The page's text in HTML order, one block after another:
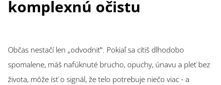
komplexnú očistu
Občas nestačí len „odvodniť“. Pokiaľ sa cítiš dlhodobo
spomalene, máš nafúknuté brucho, opuchy, únavu a pleť bez
života, môže ísť o signál, že telo potrebuje niečo viac - a